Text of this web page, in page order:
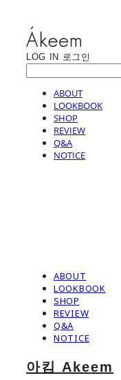
LOG IN 로그인
ABOUT
LOOKBOOK
SHOP
REVIEW
Q&A
NOTICE
ABOUT
LOOKBOOK
SHOP
REVIEW
Q&A
NOTICE
아킴 Akeem